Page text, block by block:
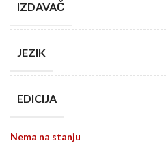
IZDAVAČ
JEZIK
EDICIJA
Nema na stanju